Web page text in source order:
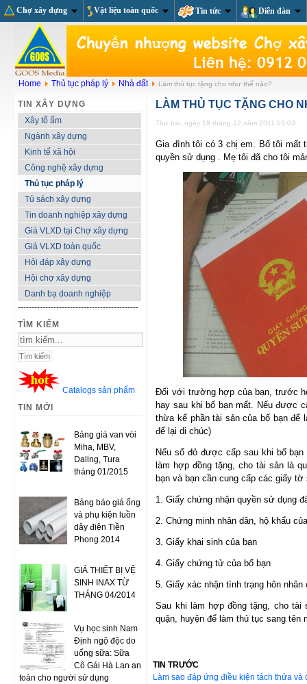
Chợ xây dựng Vật liệu toàn quốc Tin tức Diễn đàn
Home Thủ tục pháp lý Nhà đất Làm thủ tục tặng cho như thế nào?
TIN XÂY DỰNG
Xây tổ ấm
Ngành xây dựng
Kinh tế xã hội
Công nghệ xây dựng
Thủ tục pháp lý
Tủ sách xây dựng
Tin doanh nghiệp xây dựng
Giá VLXD tại Chợ xây dựng
Giá VLXD toàn quốc
Hỏi đáp xây dựng
Hội chợ xây dựng
Danh bạ doanh nghiệp
--------------------------------------------
TÌM KIẾM
Catalogs sản phẩm
TIN MỚI
Bảng giá van vòi
Miha, MBV,
Daling, Tura
tháng 01/2015
Bảng báo giá ống
và phụ kiện luồn
dây điện Tiền
Phong 2014
GIÁ THIẾT BỊ VỆ
SINH INAX TỪ
THÁNG 04/2014
Vụ học sinh Nam
Định ngộ độc do
uống sữa: Sữa
Cô Gái Hà Lan an
toàn cho người sử dụng
LÀM THỦ TỤC TẶNG CHO
Thứ hai, ngày 19 tháng 12 năm 2011 03:03
Gia đình tôi có 3 chị em. Bố tôi mất
quyền sử dụng . Mẹ tôi đã cho tôi
Đối với trường hợp của bạn, trước
hay sau khi bố bạn mất. Nếu được
thừa kế phần tài sản của bố bạn để
để lại di chúc)
Nếu sổ đỏ được cấp sau khi bố
làm hợp đồng tặng, cho tài sản là
bạn và bạn cần cung cấp các giấy
1. Giấy chứng nhận quyền sử dụng
2. Chứng minh nhân dân, hộ khẩu
3. Giấy khai sinh của bạn
4. Giấy chứng tử của bố bạn
5. Giấy xác nhận tình trạng hôn nhân
Sau khi làm hợp đồng tặng, cho
quận, huyện để làm thủ tục sang tên
TIN TRƯỚC
Làm sao đáp ứng điều kiện tách thửa